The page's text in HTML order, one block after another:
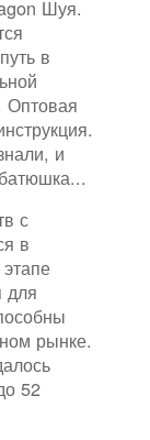
Шуя.
в
Оптовая
и
с
в
для
рынке.
52